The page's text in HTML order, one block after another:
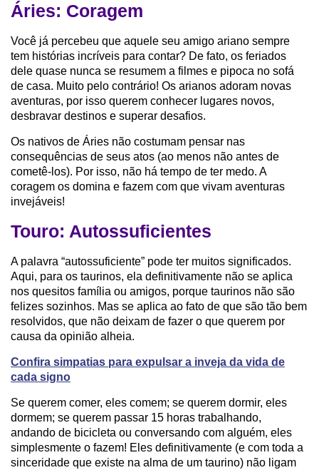
Áries: Coragem
Você já percebeu que aquele seu amigo ariano sempre
tem histórias incríveis para contar? De fato, os feriados
dele quase nunca se resumem a filmes e pipoca no sofá
de casa. Muito pelo contrário! Os arianos adoram novas
aventuras, por isso querem conhecer lugares novos,
desbravar destinos e superar desafios.
Os nativos de Áries não costumam pensar nas
consequências de seus atos (ao menos não antes de
cometê-los). Por isso, não há tempo de ter medo. A
coragem os domina e fazem com que vivam aventuras
invejáveis!
Touro: Autossuficientes
A palavra “autossuficiente” pode ter muitos significados.
Aqui, para os taurinos, ela definitivamente não se aplica
nos quesitos família ou amigos, porque taurinos não são
felizes sozinhos. Mas se aplica ao fato de que são tão bem
resolvidos, que não deixam de fazer o que querem por
causa da opinião alheia.
Confira simpatias para expulsar a inveja da vida de
cada signo
Se querem comer, eles comem; se querem dormir, eles
dormem; se querem passar 15 horas trabalhando,
andando de bicicleta ou conversando com alguém, eles
simplesmente o fazem! Eles definitivamente (e com toda a
sinceridade que existe na alma de um taurino) não ligam